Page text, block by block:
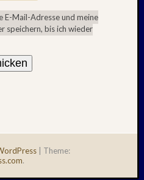
E-Mail-Adresse und meine
speichern, bis ich wieder
Theme:
.